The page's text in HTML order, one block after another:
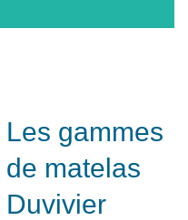
Les gammes
de matelas
Duvivier